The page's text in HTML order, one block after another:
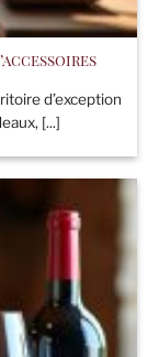
d’exception
[...]